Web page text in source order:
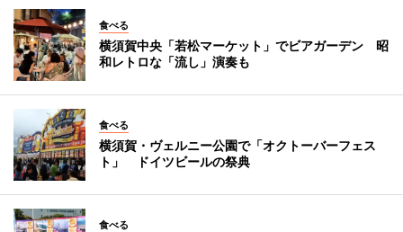
食べる
横須賀中央「若松マーケット」でビアガーデン 昭
和レトロな「流し」演奏も
食べる
横須賀・ヴェルニー公園で「オクトーバーフェス
ト」 ドイツビールの祭典
食べる